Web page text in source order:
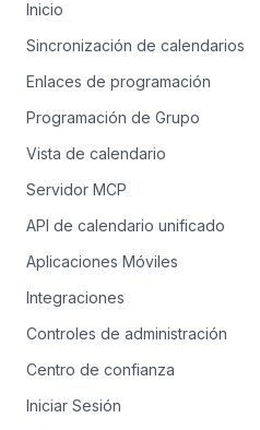
Inicio
Sincronización de calendarios
Enlaces de programación
Programación de Grupo
Vista de calendario
Servidor MCP
API de calendario unificado
Aplicaciones Móviles
Integraciones
Controles de administración
Centro de confianza
Iniciar Sesión